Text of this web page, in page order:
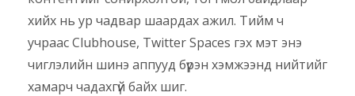
хийх нь ур чадвар шаардах ажил. Тийм ч
учраас Clubhouse, Twitter Spaces гэх мэт энэ
чиглэлийн шинэ аппууд бүрэн хэмжээнд нийтийг
хамарч чадахгүй байх шиг.